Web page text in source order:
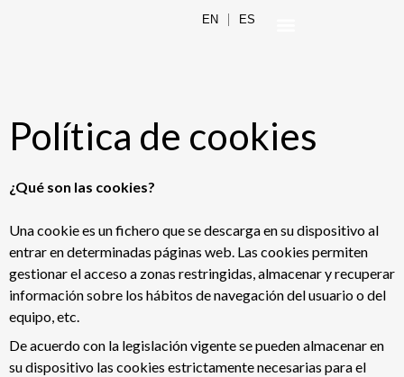
EN ES
Política de cookies
¿Qué son las cookies?
Una cookie es un fichero que se descarga en su dispositivo al
entrar en determinadas páginas web. Las cookies permiten
gestionar el acceso a zonas restringidas, almacenar y recuperar
información sobre los hábitos de navegación del usuario o del
equipo, etc.
De acuerdo con la legislación vigente se pueden almacenar en
su dispositivo las cookies estrictamente necesarias para el